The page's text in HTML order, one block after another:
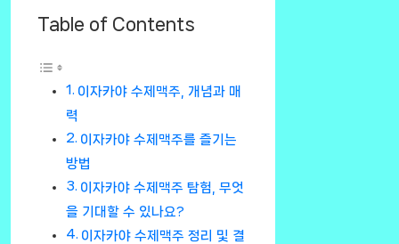
Table of Contents
이자카야 수제맥주, 개념과 매
력
이자카야 수제맥주를 즐기는
방법
이자카야 수제맥주 탐험, 무엇
을 기대할 수 있나요?
이자카야 수제맥주 정리 및 결